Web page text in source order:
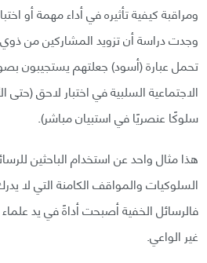
ومراقبة كيفية تأثيره في أداء مهمة أو
وجدت دراسة أن تزويد المشاركين من ذوي
تحمل عبارة (أسود) جعلتهم يستجيبون
الاجتماعية السلبية في اختبار لاحق (حتى
سلوكًا عنصريًا في استبيان مباشر).
هذا مثال واحد عن استخدام الباحثين
السلوكيات والمواقف الكامنة التي لا
فالرسائل الخفية أصبحت أداةً في يد
غير الواعي.